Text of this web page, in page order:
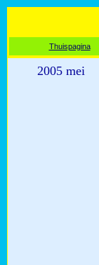
Thuispagina
2005 mei